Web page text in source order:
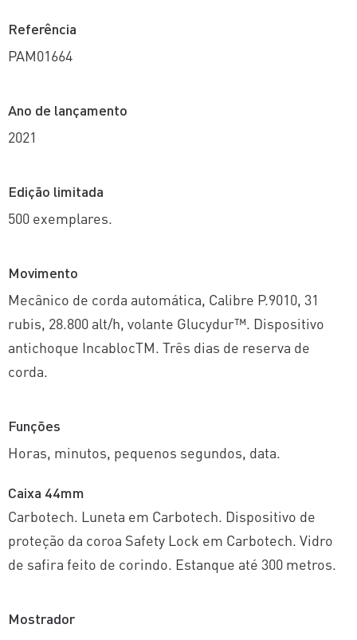
Referência
PAM01664
Ano de lançamento
2021
Edição limitada
500 exemplares.
Movimento
Mecânico de corda automática, Calibre P.9010, 31
rubis, 28.800 alt/h, volante Glucydur™. Dispositivo
antichoque IncablocTM. Três dias de reserva de
corda.
Funções
Horas, minutos, pequenos segundos, data.
Caixa 44mm
Carbotech. Luneta em Carbotech. Dispositivo de
proteção da coroa Safety Lock em Carbotech. Vidro
de safira feito de corindo. Estanque até 300 metros.
Mostrador